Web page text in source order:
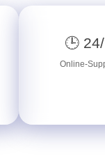
🕒
Online-